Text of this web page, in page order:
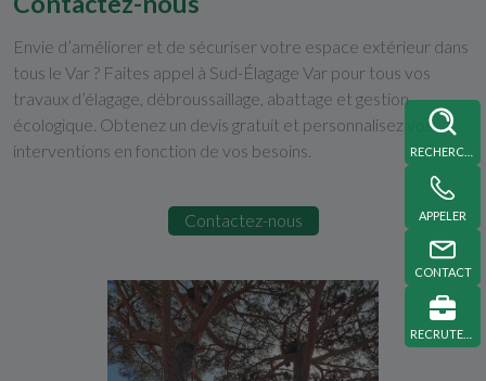
APPELER
CONTACT
Envie d’améliorer et de sécuriser votre espace extérieur dans
tous le Var ? Faites appel à Sud-Élagage Var pour tous vos
travaux d’élagage, débroussaillage, abattage et gestion
écologique. Obtenez un devis gratuit et personnalisez vos
interventions en fonction de vos besoins.
Contactez-nous